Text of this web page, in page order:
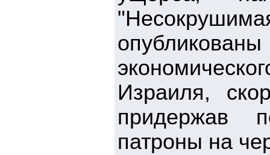
Израиля,
придержав
патроны на